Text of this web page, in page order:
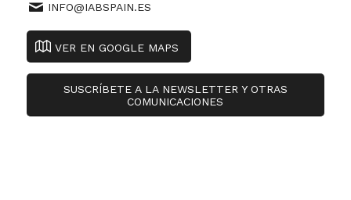
INFO@IABSPAIN.ES
VER EN GOOGLE MAPS
SUSCRÍBETE A LA NEWSLETTER Y OTRAS
COMUNICACIONES